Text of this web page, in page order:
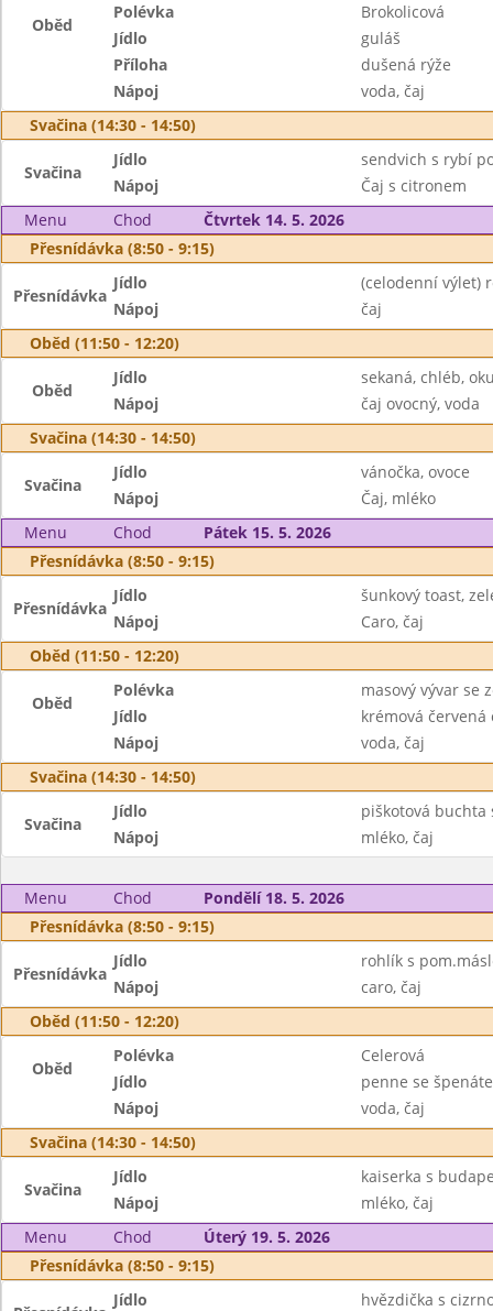
Oběd
Polévka
Brokolicová
Jídlo
guláš
Příloha
dušená rýže
Nápoj
voda, čaj
Svačina (14:30 - 14:50)
Svačina
Jídlo
sendvich s rybí
Nápoj
Čaj s citronem
Menu
Chod
Čtvrtek 14. 5. 2026
Přesnídávka (8:50 - 9:15)
Přesnídávka
Jídlo
(celodenní výlet)
Nápoj
čaj
Oběd (11:50 - 12:20)
Oběd
Jídlo
sekaná, chléb,
Nápoj
čaj ovocný, voda
Svačina (14:30 - 14:50)
Svačina
Jídlo
vánočka, ovoce
Nápoj
Čaj, mléko
Menu
Chod
Pátek 15. 5. 2026
Přesnídávka (8:50 - 9:15)
Přesnídávka
Jídlo
šunkový toast,
Nápoj
Caro, čaj
Oběd (11:50 - 12:20)
Oběd
Polévka
masový vývar se
Jídlo
krémová červená
Nápoj
voda, čaj
Svačina (14:30 - 14:50)
Svačina
Jídlo
piškotová buchta
Nápoj
mléko, čaj
Menu Chod
Pondělí 18. 5. 2026
Přesnídávka (8:50 - 9:15)
Přesnídávka
Jídlo
rohlík s
Nápoj
caro, čaj
Oběd (11:50 - 12:20)
Oběd
Polévka
Celerová
Jídlo
penne se
Nápoj
voda, čaj
Svačina (14:30 - 14:50)
Svačina
Jídlo
kaiserka s
Nápoj
mléko, čaj
Menu
Chod
Úterý 19. 5. 2026
Přesnídávka (8:50 - 9:15)
Jídlo hvězdička s